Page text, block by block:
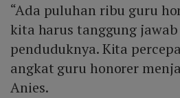
“Ada puluhan ribu guru
kita harus tanggung
penduduknya. Kita
angkat guru honorer
Anies.